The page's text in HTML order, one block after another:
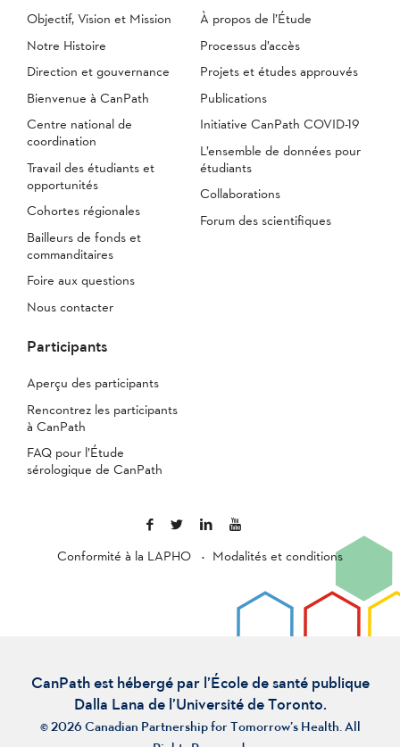
Objectif, Vision et Mission
Notre Histoire
Direction et gouvernance
Bienvenue à CanPath
Centre national de
coordination
Travail des étudiants et
opportunités
Cohortes régionales
Bailleurs de fonds et
commanditaires
Foire aux questions
Nous contacter
À propos de l’Étude
Processus d’accès
Projets et études approuvés
Publications
Initiative CanPath COVID-19
L’ensemble de données pour
étudiants
Collaborations
Forum des scientifiques
Participants
Aperçu des participants
Rencontrez les participants
à CanPath
FAQ pour l’Étude
sérologique de CanPath
Conformité à la LAPHO Modalités et conditions
CanPath est hébergé par l’École de santé publique
Dalla Lana de l’Université de Toronto.
© 2026 Canadian Partnership for Tomorrow’s Health. All